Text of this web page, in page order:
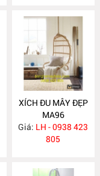
XÍCH ĐU MÂY ĐẸP
MA96
Giá: LH - 0938 423
805